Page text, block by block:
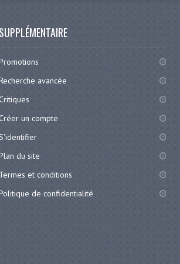
SUPPLÉMENTAIRE
avancée
un compte
du site
Termes et conditions
de confidentialité